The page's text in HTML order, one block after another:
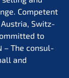
Compe­tent
Austria, Switz­
to
– The consul­
and